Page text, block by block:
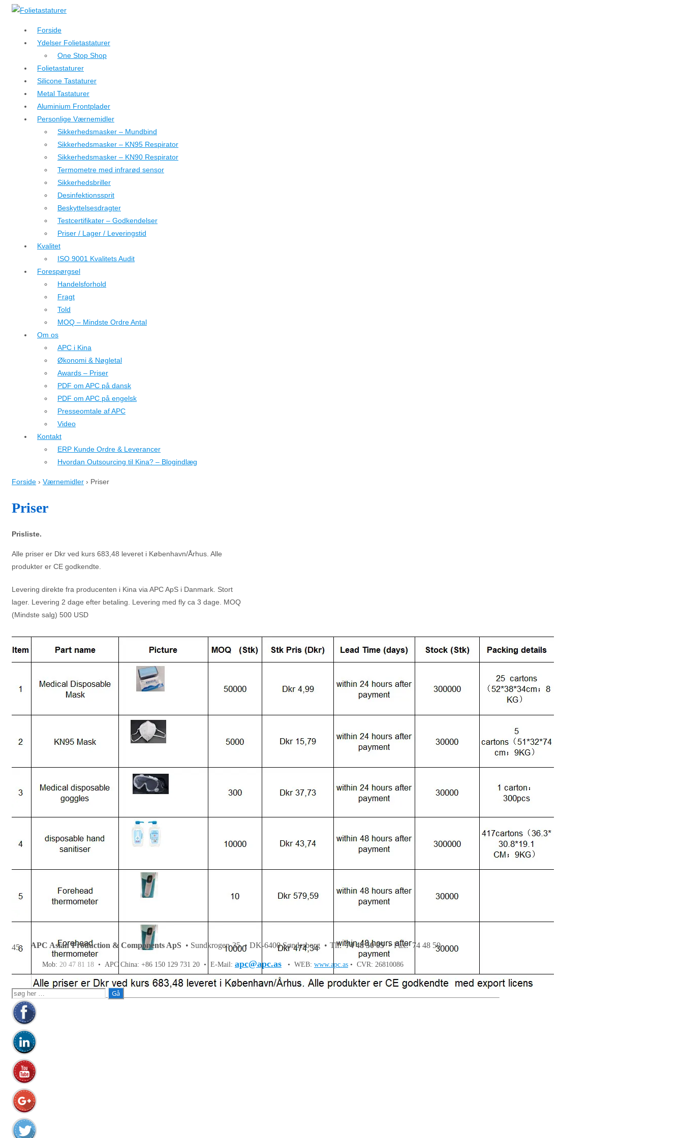
↓
hovedindhold
Forside
Ydelser Folietastaturer
One Stop Shop
Folietastaturer
Silicone Tastaturer
Metal Tastaturer
Aluminium Frontplader
Personlige Værnemidler
Sikkerhedsmasker – Mundbind
Sikkerhedsmasker – KN95 Respirator
Sikkerhedsmasker – KN90 Respirator
Termometre med infrarød sensor
Sikkerhedsbriller
Desinfektionssprit
Beskyttelsesdragter
Testcertifikater – Godkendelser
Priser / Lager / Leveringstid
Kvalitet
ISO 9001 Kvalitets Audit
Forespørgsel
Handelsforhold
Fragt
Told
MOQ – Mindste Ordre Antal
Om os
APC i Kina
Økonomi & Nøgletal
Awards – Priser
PDF om APC på dansk
PDF om APC på engelsk
Presseomtale af APC
Video
Kontakt
ERP Kunde Ordre & Leverancer
Hvordan Outsourcing til Kina? – Blogindlæg
Forside › Værnemidler › Priser
Priser
Prisliste.
Alle priser er Dkr ved kurs 683,48 leveret i København/Århus. Alle
produkter er CE godkendte.
Levering direkte fra producenten i Kina via APC ApS i Danmark. Stort
lager. Levering 2 dage efter betaling. Levering med fly ca 3 dage. MOQ
(Mindste salg) 500 USD
APC Asian Production & Components ApS• Sundkrogen 35 • DK-6400 Sønderborg • Tlf:74 48 50 05• Fax: 74 48 50
45
Mob: 20 47 81 18 • APC China: +86 150 129 731 20 • E-Mail: apc@apc.as • WEB: www.apc.as • CVR: 26810086
Søg
efter: